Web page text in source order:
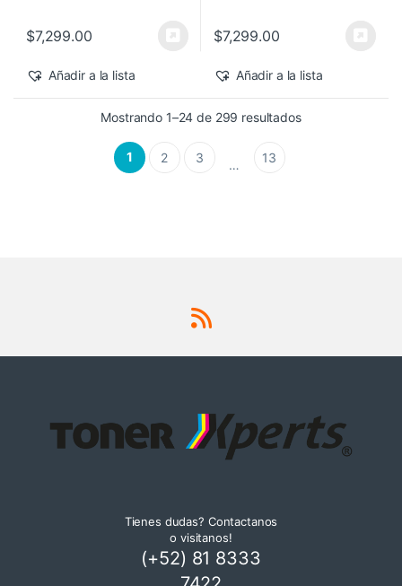
$7,299.00
Añadir a la lista
$7,299.00
Añadir a la lista
Mostrando 1–24 de 299 resultadosSorted by latest
1 2 3 … 13
Tienes dudas? Contactanos
o visitanos!
(+52) 81 8333